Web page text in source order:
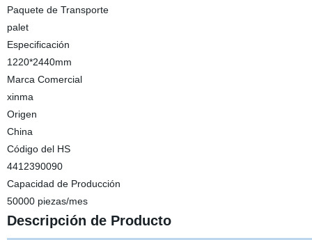
Paquete de Transporte
palet
Especificación
1220*2440mm
Marca Comercial
xinma
Origen
China
Código del HS
4412390090
Capacidad de Producción
50000 piezas/mes
Descripción de Producto